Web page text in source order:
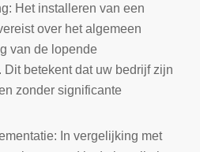
Het installeren van een
over het algemeen
van de lopende
Dit betekent dat uw bedrijf zijn
zonder significante
In vergelijking met